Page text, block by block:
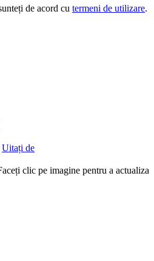
de acord cu termeni de utilizare.
Uitați de
clic pe imagine pentru a actualiza